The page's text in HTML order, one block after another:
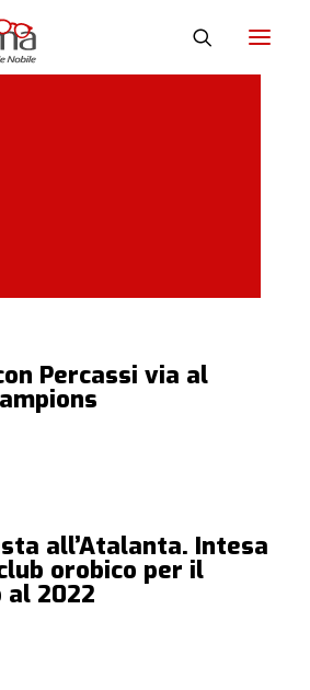
Percassi via al
all’Atalanta. Intesa
orobico per il
al 2022